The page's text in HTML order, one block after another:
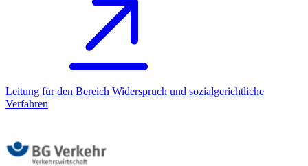
Leitung für den Bereich Widerspruch und sozialgerichtliche
Verfahren